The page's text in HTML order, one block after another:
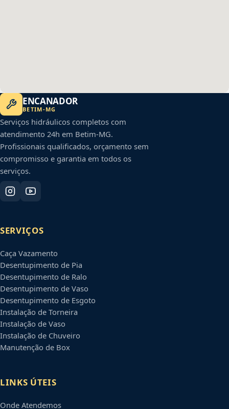
ENCANADOR
BETIM-MG
Serviços hidráulicos completos com
atendimento 24h em Betim-MG.
Profissionais qualificados, orçamento sem
compromisso e garantia em todos os
serviços.
SERVIÇOS
Caça Vazamento
Desentupimento de Pia
Desentupimento de Ralo
Desentupimento de Vaso
Desentupimento de Esgoto
Instalação de Torneira
Instalação de Vaso
Instalação de Chuveiro
Manutenção de Box
LINKS ÚTEIS
Onde Atendemos